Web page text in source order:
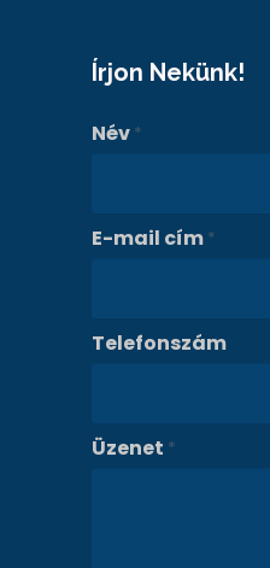
Írjon Nekünk!
Név *
E-mail cím *
Telefonszám
Üzenet *